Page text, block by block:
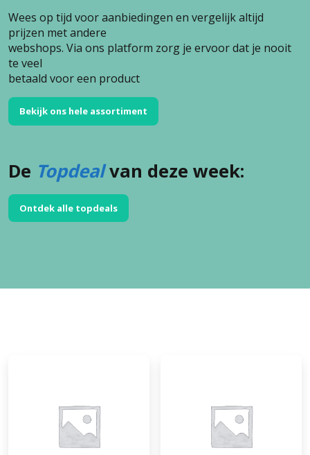
Wees op tijd voor aanbiedingen en vergelijk altijd
prijzen met andere
webshops. Via ons platform zorg je ervoor dat je nooit
te veel
betaald voor een product
Bekijk ons hele assortiment
De Topdealvan deze week:
Ontdek alle topdeals